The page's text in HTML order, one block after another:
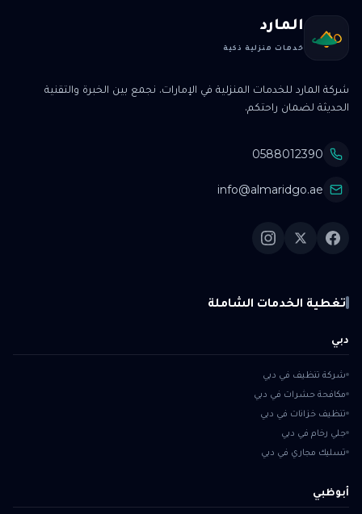
المارد
خدمات منزلية ذكية
شركة المارد للخدمات المنزلية في الإمارات. نجمع بين الخبرة والتقنية
الحديثة لضمان راحتكم.
0588012390
info@almaridgo.ae
تغطية الخدمات الشاملة
دبي
شركة تنظيف في دبي
مكافحة حشرات في دبي
تنظيف خزانات في دبي
جلي رخام في دبي
تسليك مجاري في دبي
أبوظبي